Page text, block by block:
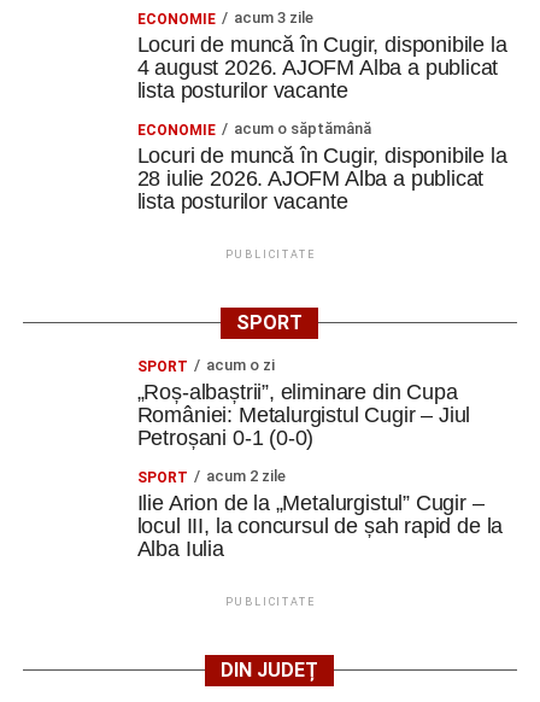
ECONOMIE acum 3 zile
Locuri de muncă în Cugir, disponibile la
4 august 2026. AJOFM Alba a publicat
lista posturilor vacante
ECONOMIE acum o săptămână
Locuri de muncă în Cugir, disponibile la
28 iulie 2026. AJOFM Alba a publicat
lista posturilor vacante
PUBLICITATE
SPORT
SPORT acum o zi
„Roș-albaștrii”, eliminare din Cupa
României: Metalurgistul Cugir – Jiul
Petroșani 0-1 (0-0)
SPORT acum 2 zile
Ilie Arion de la „Metalurgistul” Cugir –
locul III, la concursul de șah rapid de la
Alba Iulia
PUBLICITATE
DIN JUDEȚ